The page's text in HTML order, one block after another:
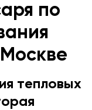
по
тепловых